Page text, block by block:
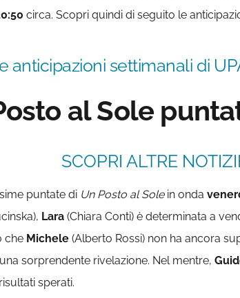
circa. Scopri quindi di seguito le
anticipazioni settimanali di
al Sole
SCOPRI ALTRE
puntate di Un Posto al Solein onda
Lara (Chiara Conti) è determinata a
che Michele (Alberto Rossi) non ha ancora
sorprendente rivelazione. Nel mentre,
sperati.